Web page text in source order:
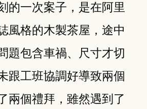
的一次案子，是在阿里
風格的木製茶屋，途中
題包含車禍、尺寸才切
跟工班協調好導致兩個
兩個禮拜，雖然遇到了